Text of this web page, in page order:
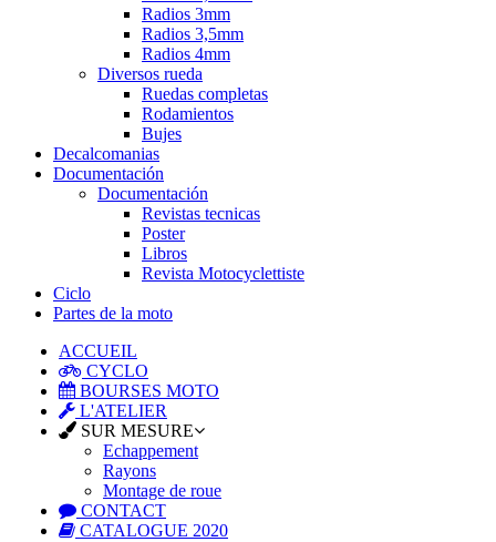
Radios 3mm
Radios 3,5mm
Radios 4mm
Diversos rueda
Ruedas completas
Rodamientos
Bujes
Decalcomanias
Documentación
Documentación
Revistas tecnicas
Poster
Libros
Revista Motocyclettiste
Ciclo
Partes de la moto
ACCUEIL
CYCLO
BOURSES MOTO
L'ATELIER
SUR MESURE
Echappement
Rayons
Montage de roue
CONTACT
CATALOGUE 2020